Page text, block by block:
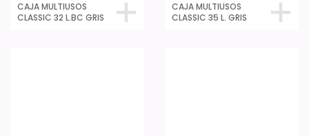
CAJA MULTIUSOS
CLASSIC 32 L.BC GRIS
CAJA MULTIUSOS
CLASSIC 35 L. GRIS